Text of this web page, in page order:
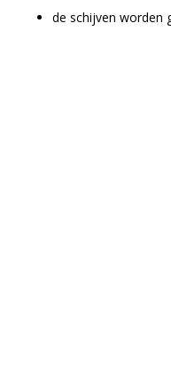
de schijven worden